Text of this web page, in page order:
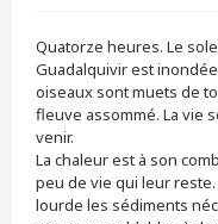
a
g
Quatorze heures. Le
Guadalquivir est
oiseaux sont muets de
fleuve assommé. La vie
venir.
La chaleur est à son
peu de vie qui leur
lourde les sédiments